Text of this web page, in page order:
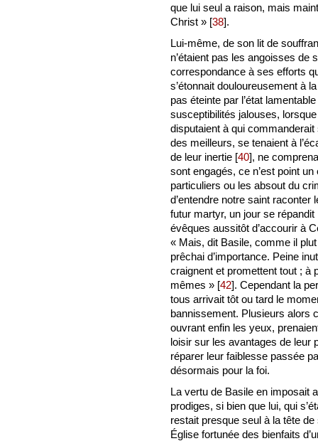
que lui seul a raison, mais
Christ » [38].
Lui-même, de son lit de
n’étaient pas les angoisses de
correspondance à ses efforts
s’étonnait douloureusement à
pas éteinte par l’état
susceptibilités jalouses,
disputaient à qui
des meilleurs, se tenaient à
de leur inertie [40], ne
sont engagés, ce n’est point
particuliers ou les absout du
d’entendre notre saint
futur martyr, un jour se
évêques aussitôt d’accourir à
« Mais, dit Basile, comme il
prêchai d’importance. Peine
craignent et promettent tout ; à
mêmes » [42]. Cependant la
tous arrivait tôt ou tard le
bannissement. Plusieurs alors
ouvrant enfin les yeux,
loisir sur les avantages de leur
réparer leur faiblesse passée
désormais pour la foi.
La vertu de Basile en imposait
prodiges, si bien que lui, qui
restait presque seul à la tête
Église fortunée des bienfaits